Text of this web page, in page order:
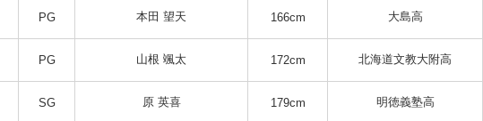
PG 本田 望天 166cm 大島高
PG 山根 颯太 172cm 北海道文教大附高
SG 原 英喜 179cm 明徳義塾高